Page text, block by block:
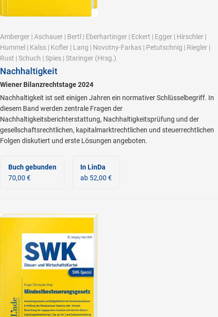
Amberger | Aschauer | Bertl | Eberhartinger | Eckert | Egger | Hirschler |
Hummel | Kalss | Kofler | Lang | Novotny-Farkas | Petutschnig | Riegler |
Rust | Schuch | Spies | Staringer (Hrsg.)
Nachhaltigkeit
Wiener Bilanzrechtstage 2024
Nachhaltigkeit ist seit einigen Jahren ein normativer Schlüsselbegriff. In
diesem Band werden zentrale Fragen der
Nachhaltigkeitsberichterstattung, Nachhaltigkeitsprüfung und der
gesellschaftsrechtlichen, kapitalmarktrechtlichen und steuerrechtlichen
Folgen diskutiert und erste Lösungen angeboten.
Buch gebunden
70,00 €
In LinDa
ab 52,00 €